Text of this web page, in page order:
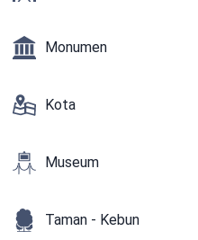
Monumen
Kota
Museum
Taman - Kebun